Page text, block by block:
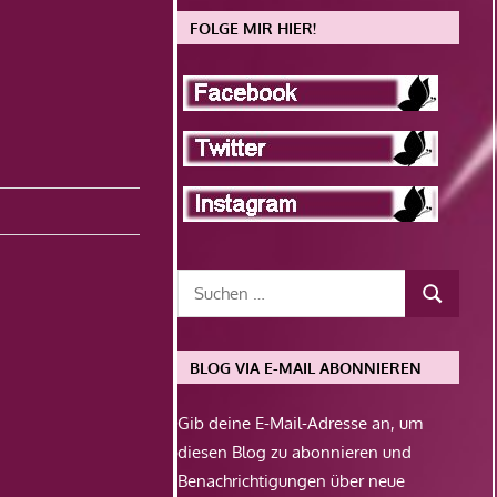
FOLGE MIR HIER!
BLOG VIA E-MAIL ABONNIEREN
Gib deine E-Mail-Adresse an, um
diesen Blog zu abonnieren und
Benachrichtigungen über neue